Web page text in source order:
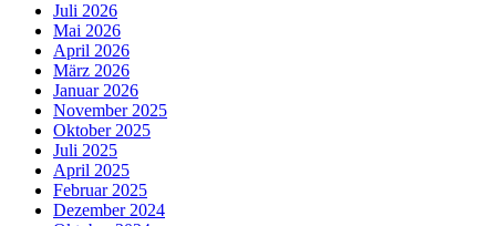
Juli 2026
Mai 2026
April 2026
März 2026
Januar 2026
November 2025
Oktober 2025
Juli 2025
April 2025
Februar 2025
Dezember 2024